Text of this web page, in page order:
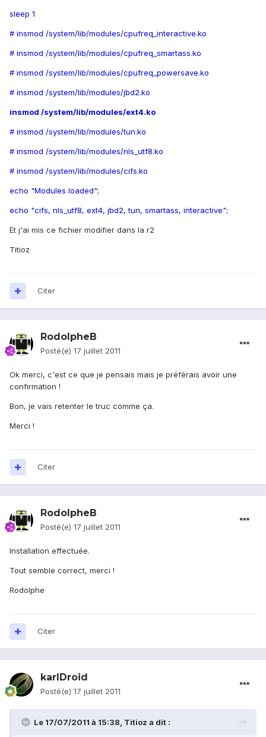
sleep 1
# insmod /system/lib/modules/cpufreq_interactive.ko
# insmod /system/lib/modules/cpufreq_smartass.ko
# insmod /system/lib/modules/cpufreq_powersave.ko
# insmod /system/lib/modules/jbd2.ko
insmod /system/lib/modules/ext4.ko
# insmod /system/lib/modules/tun.ko
# insmod /system/lib/modules/nls_utf8.ko
# insmod /system/lib/modules/cifs.ko
echo "Modules loaded";
echo "cifs, nls_utf8, ext4, jbd2, tun, smartass, interactive";
Et j'ai mis ce fichier modifier dans la r2
Titioz
Citer
RodolpheB
Posté(e) 17 juillet 2011
Ok merci, c'est ce que je pensais mais je préférais avoir une
confirmation !
Bon, je vais retenter le truc comme ça.
Merci !
Citer
RodolpheB
Posté(e) 17 juillet 2011
Installation effectuée.
Tout semble correct, merci !
Rodolphe
Citer
karlDroid
Posté(e) 17 juillet 2011
Le 17/07/2011 à 15:38, Titioz a dit :